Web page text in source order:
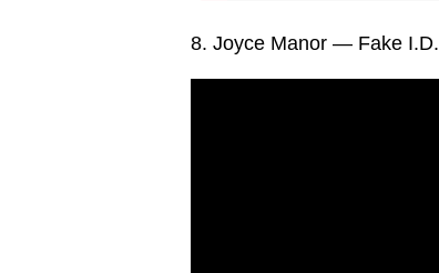
8. Joyce Manor — Fake I.D.